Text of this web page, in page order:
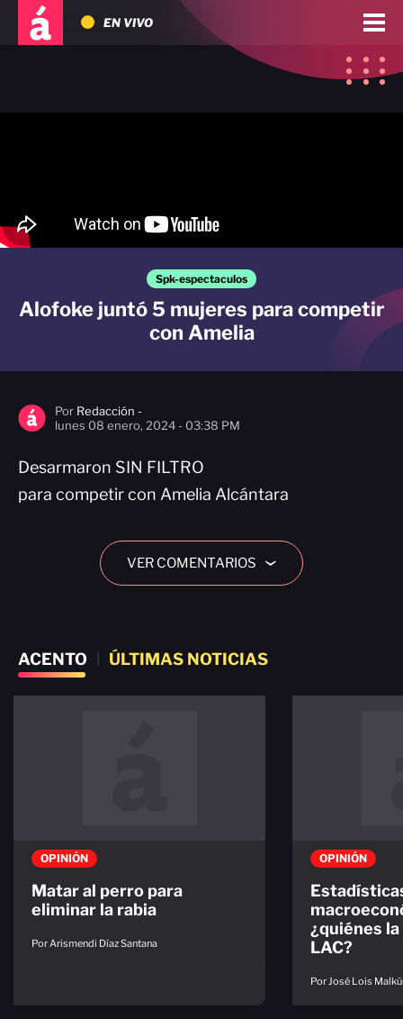
EN VIVO
Spk-espectaculos
Alofoke juntó 5 mujeres para competir
con Amelia
Por Redacción -
lunes 08 enero, 2024 - 03:38 PM
Desarmaron SIN FILTRO
para competir con Amelia Alcántara
VER COMENTARIOS ›
ACENTO ÚLTIMAS NOTICIAS
OPINIÓN
Matar al perro para
eliminar la rabia
Por Arismendi Díaz Santana
OPINIÓN
¿quiénes
LAC?
Por José Lois